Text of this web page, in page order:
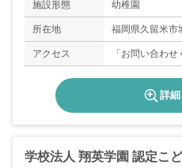
施設形態 幼稚園
所在地 福岡県久留米市
アクセス 「お問い合わせ
詳
学校法人 翔英学園 認定こ